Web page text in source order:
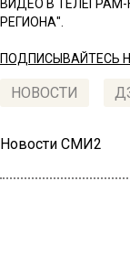
ВИДЕО В
РЕГИОНА".
ПОДПИСЫВАЙТЕСЬ
НОВОСТИ
Новости СМИ2